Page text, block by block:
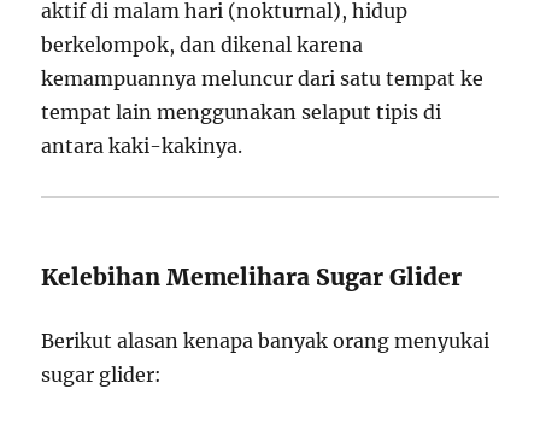
aktif di malam hari (nokturnal), hidup
berkelompok, dan dikenal karena
kemampuannya meluncur dari satu tempat ke
tempat lain menggunakan selaput tipis di
antara kaki-kakinya.
Kelebihan Memelihara Sugar Glider
Berikut alasan kenapa banyak orang menyukai
sugar glider: